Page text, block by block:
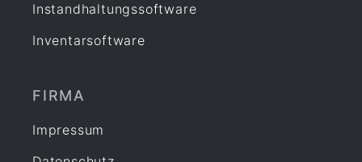
Instandhaltungssoftware
Inventarsoftware
FIRMA
Impressum